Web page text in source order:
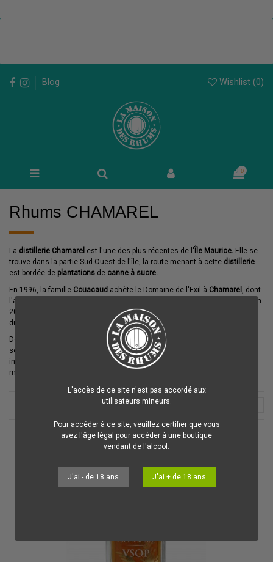
L'accès de ce site n'est pas accordé aux
utilisateurs mineurs.
Pour accéder à ce site, veuillez certifier que vous
avez l'âge légal pour accéder à une boutique
vendant de l'alcool.
J'ai - de 18 ans J'ai + de 18 ans
Blog Wishlist (0)
0
Rhums CHAMAREL
La distillerie Chamarel est l'une des plus récentes de l' Île Maurice. Elle se
trouve dans la partie Sud-Ouest de l'île, la route menant à cette distillerie
est bordée de plantations de canne à sucre.
En 1996, la famille Couacaud achète le Domaine de l'Exil à Chamarel
, dont
l'activité principale est la
, avec 220 hectares de cultivée. En
2008, la famille construit la
distilleriedans le but de produire uniquement
du
(issu des plantations du domaine).
Dès le départ de son activité de distillation , la distillerie Chamarel
souhaitée proposer aux clients une expérience de visite forte. Elle a donc
investit dans des infrastructures afin de recevoir les visiteurs dans de
meilleures conditions.